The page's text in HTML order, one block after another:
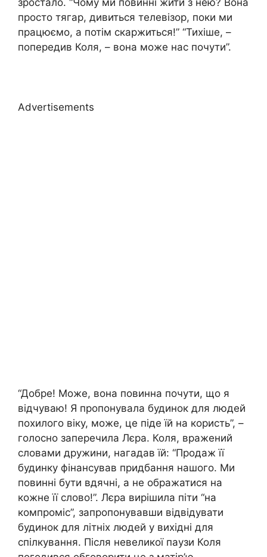
зростало. “Чому ми повинні жити з нею? Вона
просто тягар, дивиться телевізор, поки ми
працюємо, а потім скаржиться!” “Тихіше, –
попередив Коля, – вона може нас почути”.
Advertisements
“Добре! Може, вона повинна почути, що я
відчуваю! Я пропонувала будинок для людей
похилого віку, може, це піде їй на користь”, –
голосно заперечила Лєра. Коля, вражений
словами дружини, нагадав їй: “Продаж її
будинку фінансував придбання нашого. Ми
повинні бути вдячні, а не ображатися на
кожне її слово!”. Лєра вирішила піти “на
компроміс”, запропонувавши відвідувати
будинок для літніх людей у вихідні для
спілкування. Після невеликої паузи Коля